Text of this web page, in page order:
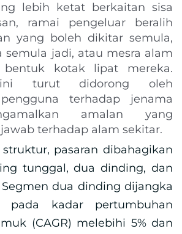
lebih ketat berkaitan sisa
ramai pengeluar beralih
yang boleh dikitar semula,
semula jadi, atau mesra alam
kotak lipat mereka.
ini turut didorong oleh
terhadap jenama
amalan yang
terhadap alam sekitar.
struktur, pasaran dibahagikan
tunggal, dua dinding, dan
dua dinding dijangka
pada kadar pertumbuhan
(CAGR) melebihi 5% dan